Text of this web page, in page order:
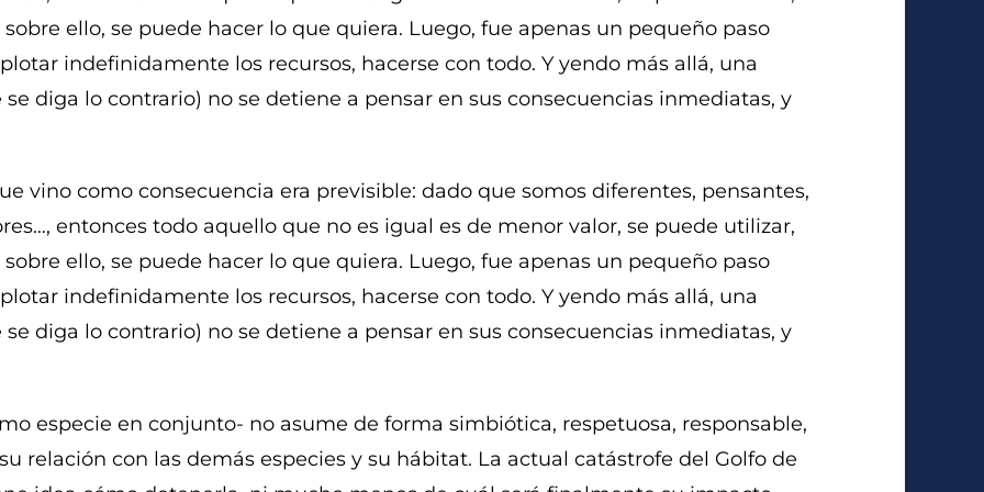
ello, se puede hacer lo que quiera. Luego, fue apenas un pequeño paso
indefinidamente los recursos, hacerse con todo. Y yendo más allá, una
diga lo contrario) no se detiene a pensar en sus consecuencias inmediatas, y
vino como consecuencia era previsible: dado que somos diferentes, pensantes,
entonces todo aquello que no es igual es de menor valor, se puede utilizar,
ello, se puede hacer lo que quiera. Luego, fue apenas un pequeño paso
indefinidamente los recursos, hacerse con todo. Y yendo más allá, una
diga lo contrario) no se detiene a pensar en sus consecuencias inmediatas, y
especie en conjunto- no asume de forma simbiótica, respetuosa, responsable,
relación con las demás especies y su hábitat. La actual catástrofe del Golfo de